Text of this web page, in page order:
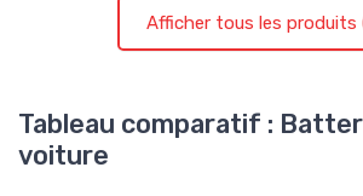
Afficher tous les produits
Tableau comparatif :
voiture